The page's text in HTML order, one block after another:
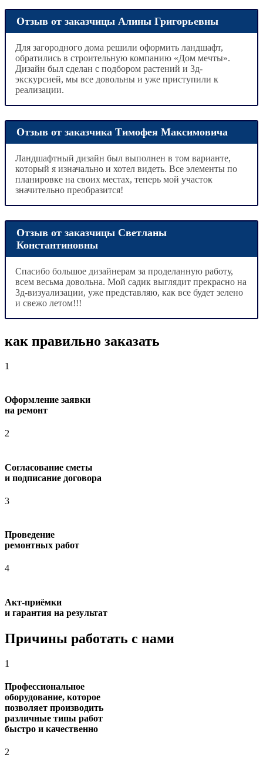
Отзыв от заказчицы Алины Григорьевны
Для загородного дома решили оформить ландшафт,
обратились в строительную компанию «Дом мечты».
Дизайн был сделан с подбором растений и 3д-
экскурсией, мы все довольны и уже приступили к
реализации.
Отзыв от заказчика Тимофея Максимовича
Ландшафтный дизайн был выполнен в том варианте,
который я изначально и хотел видеть. Все элементы по
планировке на своих местах, теперь мой участок
значительно преобразится!
Отзыв от заказчицы Светланы
Константиновны
Спасибо большое дизайнерам за проделанную работу,
всем весьма довольна. Мой садик выглядит прекрасно на
3д-визуализации, уже представляю, как все будет зелено
и свежо летом!!!
как правильно заказать
1
Оформление заявки
на ремонт
2
Согласование сметы
и подписание договора
3
Проведение
ремонтных работ
4
Акт-приёмки
и гарантия на результат
Причины работать с нами
1
Профессиональное
оборудование, которое
позволяет производить
различные типы работ
быстро и качественно
2